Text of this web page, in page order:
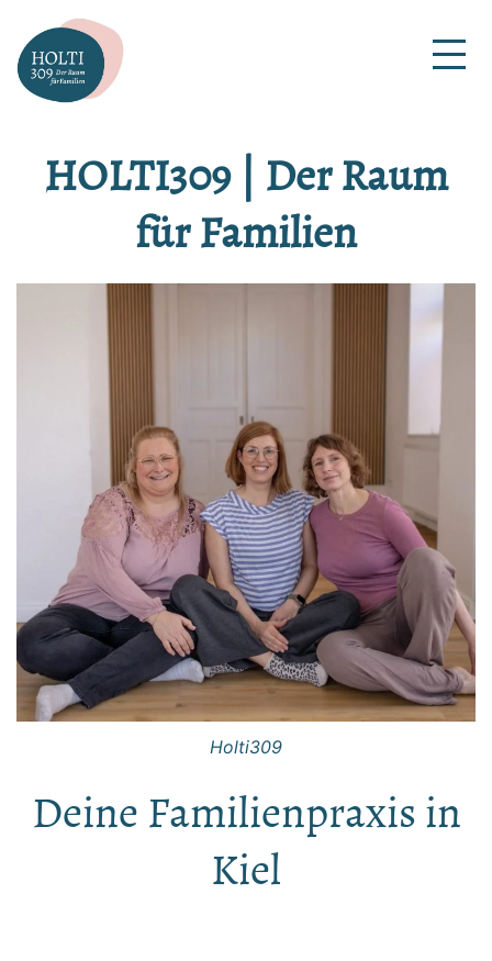
Inhalt
springen
HOLTI309
Raum
Familien
HOLTI309 | Der Raum
für Familien
Holti309
Deine Familienpraxis in
Kiel